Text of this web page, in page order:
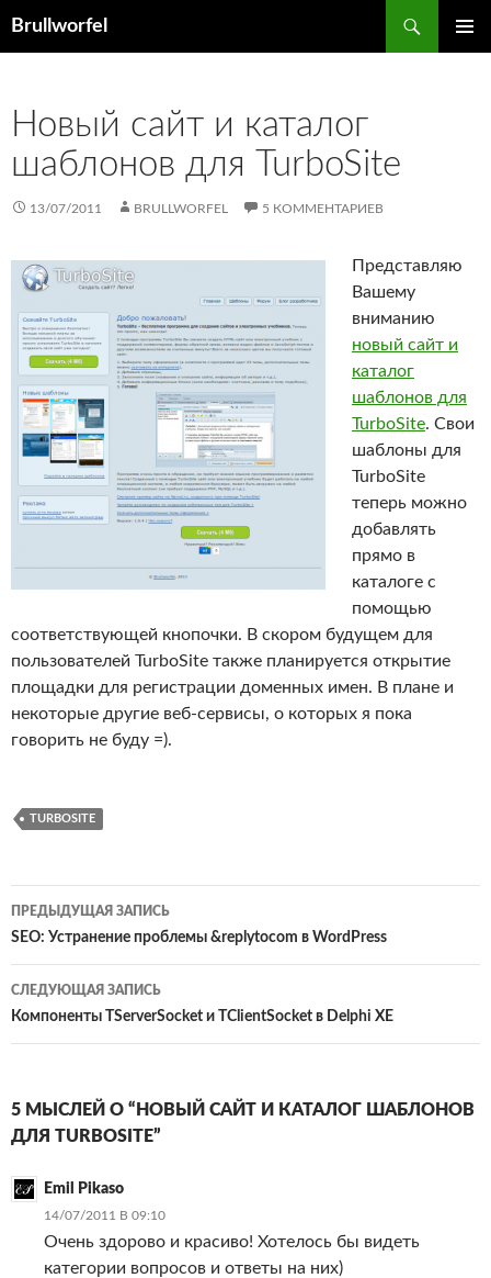
Brullworfel
Новый сайт и каталог
шаблонов для TurboSite
13/07/2011 BRULLWORFEL 5 КОММЕНТАРИЕВ
Представляю
Вашему
вниманию
новый сайт и
каталог
шаблонов для
TurboSite. Свои
шаблоны для
TurboSite
теперь можно
добавлять
прямо в
каталоге с
помощью
соответствующей кнопочки. В скором будущем для
пользователей TurboSite также планируется открытие
площадки для регистрации доменных имен. В плане и
некоторые другие веб-сервисы, о которых я пока
говорить не буду =).
TURBOSITE
Навигация
по
записям
ПРЕДЫДУЩАЯ ЗАПИСЬ
SEO: Устранение проблемы &replytocom в WordPress
СЛЕДУЮЩАЯ ЗАПИСЬ
Компоненты TServerSocket и TClientSocket в Delphi XE
5 МЫСЛЕЙ О “НОВЫЙ САЙТ И КАТАЛОГ ШАБЛОНОВ
ДЛЯ TURBOSITE”
Emil Pikaso
14/07/2011 В 09:10
Очень здорово и красиво! Хотелось бы видеть
категории вопросов и ответы на них)